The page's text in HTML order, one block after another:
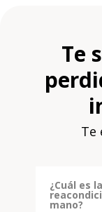
Te
Te
¿Cuál es
mano?